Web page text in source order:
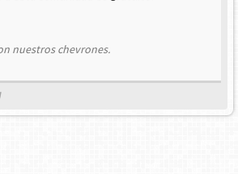
nuestros chevrones.